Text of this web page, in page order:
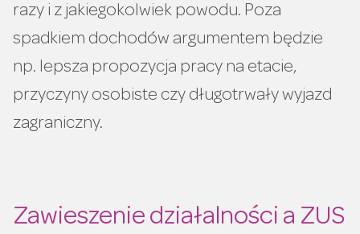
razy i z jakiegokolwiek powodu. Poza
spadkiem dochodów argumentem będzie
np. lepsza propozycja pracy na etacie,
przyczyny osobiste czy długotrwały wyjazd
zagraniczny.
Zawieszenie działalności a ZUS